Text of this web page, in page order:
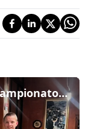
Calcio Padova, la cena di fine campionato con le parole del presidente Peghin